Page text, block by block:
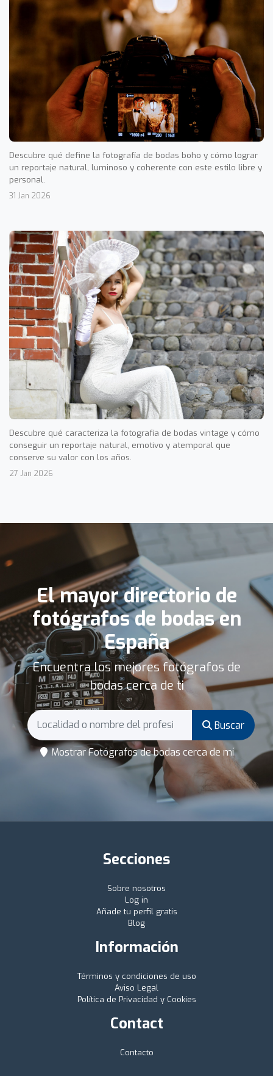
Descubre qué define la fotografía de bodas boho y cómo lograr
un reportaje natural, luminoso y coherente con este estilo libre y
personal.
31 Jan 2026
Descubre qué caracteriza la fotografía de bodas vintage y cómo
conseguir un reportaje natural, emotivo y atemporal que
conserve su valor con los años.
27 Jan 2026
El mayor directorio de
fotógrafos de bodas en
España
Encuentra los mejores fotógrafos de
bodas cerca de ti
Buscar
Mostrar Fotógrafos de bodas cerca de mí
Secciones
Sobre nosotros
Log in
Añade tu perfil gratis
Blog
Información
Términos y condiciones de uso
Aviso Legal
Política de Privacidad y Cookies
Contact
Contacto